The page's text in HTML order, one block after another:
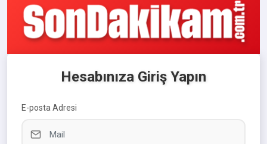
Hesabınıza Giriş Yapın
E-posta Adresi